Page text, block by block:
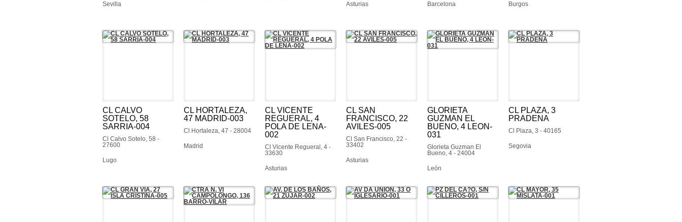
Sevilla Asturias Barcelona Burgos
CL CALVO
SOTELO, 58
SARRIA-004
Cl Calvo Sotelo, 58 -
27600
Lugo
CL HORTALEZA,
47 MADRID-003
Cl Hortaleza, 47 - 28004
Madrid
CL VICENTE
REGUERAL, 4
POLA DE LENA-
002
Cl Vicente Regueral, 4 -
33630
Asturias
CL SAN
FRANCISCO, 22
AVILES-005
Cl San Francisco, 22 -
33402
Asturias
GLORIETA
GUZMAN EL
BUENO, 4 LEON-
031
Glorieta Guzman El
Bueno, 4 - 24004
León
CL PLAZA, 3
PRADENA
Cl Plaza, 3 - 40165
Segovia